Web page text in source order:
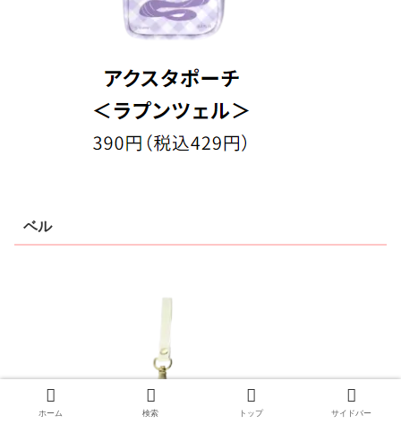
ベル
ホーム 検索 トップ サイドバー